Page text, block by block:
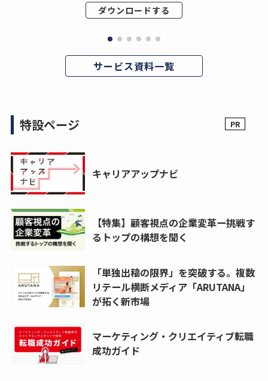
ダウンロードする
サービス資料一覧
特設ページ
キャリアアップナビ
【特集】顧客視点の企業変革ー挑戦す
るトップの構想を聞く
「単独出稿の限界」を突破する。複数
リテール横断メディア「ARUTANA」
が拓く新市場
マーケティング・クリエイティブ転職
成功ガイド